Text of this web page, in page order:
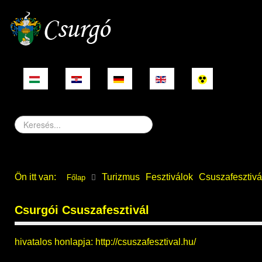
Keresés...
Ön itt van: Főlap Turizmus Fesztiválok
Csurgói Csuszafesztivál
hivatalos honlapja: http://csuszafesztival.hu/